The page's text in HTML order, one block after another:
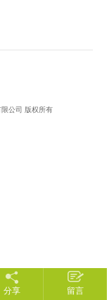
公司 版权所有
分享 留言